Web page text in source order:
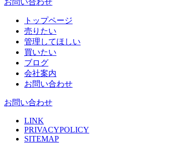
お問い合わせ
トップページ
売りたい
管理してほしい
買いたい
ブログ
会社案内
お問い合わせ
お問い合わせ
LINK
PRIVACYPOLICY
SITEMAP